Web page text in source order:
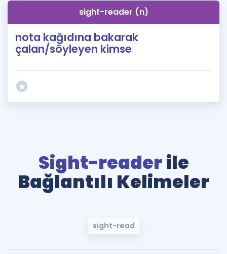
İngilizce Gramersight-reader (n)
nota kağıdına bakarak
çalan/söyleyen kimse
Sight-readerile
Bağlantılı Kelimeler
sight-read